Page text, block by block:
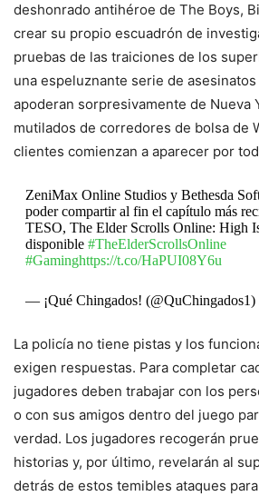
deshonrado antihéroe de The Boys,
crear su propio escuadrón de
pruebas de las traiciones de los
una espeluznante serie de
apoderan sorpresivamente de Nueva
mutilados de corredores de bolsa de
clientes comienzan a aparecer por
ZeniMax Online Studios y Bethesda
poder compartir al fin el capítulo más
TESO, The Elder Scrolls Online: High
disponible #TheElderScrollsOnline
#Gaminghttps://t.co/HaPUI08Y6u
— ¡Qué Chingados! (@QuChingados1)
La policía no tiene pistas y los
exigen respuestas. Para completar
jugadores deben trabajar con los
o con sus amigos dentro del juego
verdad. Los jugadores recogerán
historias y, por último, revelarán al
detrás de estos temibles ataques